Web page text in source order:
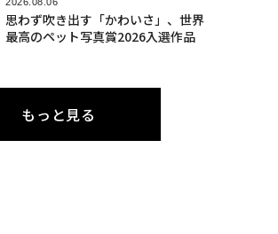
思わず吹き出す「かわいさ」、世界
最高のペット写真賞2026入選作品
もっと見る